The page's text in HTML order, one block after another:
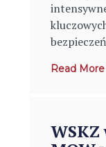
Read More
WSKZ